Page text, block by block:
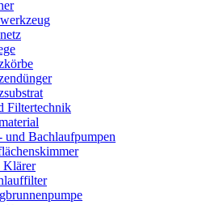
Filtertechnik
und Bachlaufpumpen